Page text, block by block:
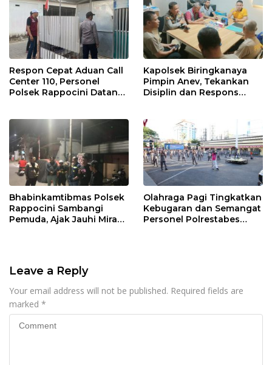
Respon Cepat Aduan Call
Center 110, Personel
Polsek Rappocini Datangi
Kapolsek Biringkanaya
Pimpin Anev, Tekankan
Disiplin dan Respons
Bhabinkamtibmas Polsek
Rappocini Sambangi
Pemuda, Ajak Jauhi Miras,
Olahraga Pagi Tingkatkan
Kebugaran dan Semangat
Personel Polrestabes
Leave a Reply
Your email address will not be published. Required fields are
marked *